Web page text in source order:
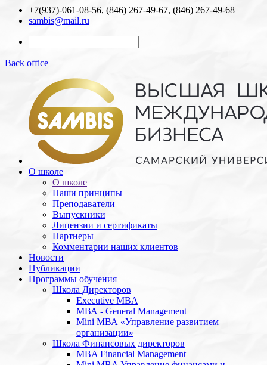
+7(937)-061-08-56, (846) 267-49-67, (846) 267-49-68
sambis@mail.ru
Back office
О школе
О школе
Наши принципы
Преподаватели
Выпускники
Лицензии и cертификаты
Партнеры
Комментарии наших клиентов
Новости
Публикации
Программы обучения
Школа Директоров
Executive MBA
МВА - General Management
Mini МВА «Управление развитием
организации»
Школа Финансовых директоров
MBA Financial Management